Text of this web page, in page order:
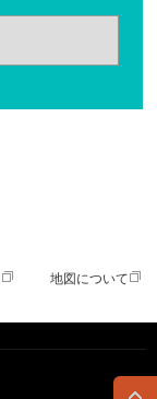
地図について